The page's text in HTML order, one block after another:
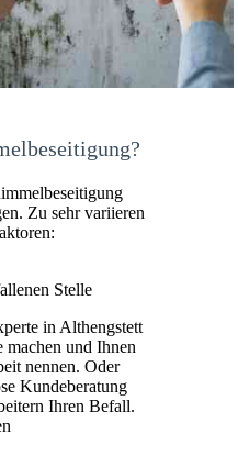
Zu sehr variieren
Stelle
in Althengstett
machen und Ihnen
nennen. Oder
Kundeberatung
Ihren Befall.